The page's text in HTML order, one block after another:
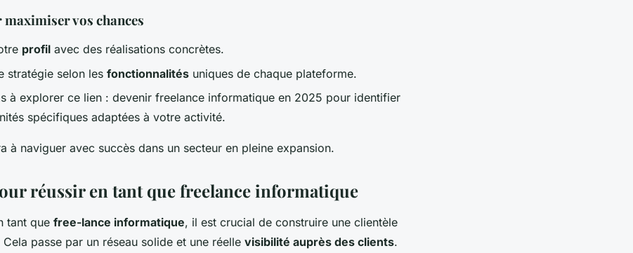
vos chances
profil avec des réalisations concrètes.
stratégie selon les fonctionnalités uniques de chaque plateforme.
à explorer ce lien : devenir freelance informatique en 2025 pour identifier
spécifiques adaptées à votre activité.
à naviguer avec succès dans un secteur en pleine expansion.
réussir en tant que freelance informatique
tant que free-lance informatique, il est crucial de construire une clientèle
passe par un réseau solide et une réelle visibilité auprès des clients.